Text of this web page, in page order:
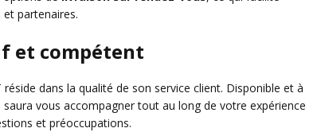
partenaires.
et compétent
dans la qualité de son service client. Disponible et à
saura vous accompagner tout au long de votre expérience
et préoccupations.